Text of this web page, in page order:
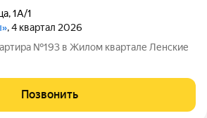
,1А/1
, 4 квартал 2026
№193 в Жилом квартале Ленские
Позвонить